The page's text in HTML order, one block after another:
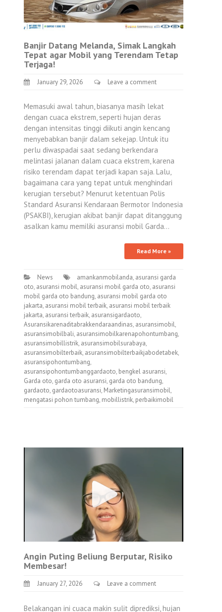
Banjir Datang Melanda, Simak Langkah
Tepat agar Mobil yang Terendam Tetap
Terjaga!
January 29, 2026 Leave a comment
Memasuki awal tahun, biasanya masih lekat
dengan cuaca ekstrem, seperti hujan deras
dengan intensitas tinggi diikuti angin kencang
menyebabkan banjir dalam sekejap. Untuk itu
perlu diwaspadai saat sedang berkendara
melintasi jalanan dalam cuaca ekstrem, karena
risiko terendam dapat terjadi kapan saja. Lalu,
bagaimana cara yang tepat untuk menghindari
kerugian tersebut? Menurut ketentuan Polis
Standard Asuransi Kendaraan Bermotor Indonesia
(PSAKBI), kerugian akibat banjir dapat ditanggung
asalkan kamu memiliki asuransi mobil Garda…
Read More »
News amankanmobilanda, asuransi garda
oto, asuransi mobil, asuransi mobil garda oto, asuransi
mobil garda oto bandung, asuransi mobil garda oto
jakarta, asuransi mobil terbaik, asuransi mobil terbaik
jakarta, asuransi terbaik, asuransigardaoto,
Asuransikarenaditabrakkendaraandinas, asuransimobil,
asuransimobilbali, asuransimobilkarenapohontumbang,
asuransimobillistrik, asuransimobilsurabaya,
asuransimobilterbaik, asuransimobilterbaikjabodetabek,
asuransipohontumbang,
asuransipohontumbanggardaoto, bengkel asuransi,
Garda oto, garda oto asuransi, garda oto bandung,
gardaoto, gardaotoasuransi, Marketingasuransimobil,
mengatasi pohon tumbang, mobillistrik, perbaikimobil
Angin Puting Beliung Berputar, Risiko
Membesar!
January 27, 2026 Leave a comment
Belakangan ini cuaca makin sulit diprediksi, hujan